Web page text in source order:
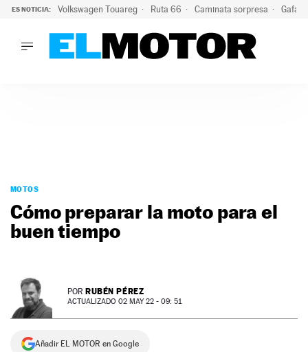
ES NOTICIA: Volkswagen Touareg Ruta 66 Caminata sorpresa Gafas
PODCAST
MOTOS
TECNOLOGÍA
PREMIOS
SERVICIOS
MOTOS
Cómo preparar la moto para el
buen tiempo
POR RUBÉN PÉREZ
ACTUALIZADO 02 MAY 22 - 09: 51
Añadir EL MOTOR en Google